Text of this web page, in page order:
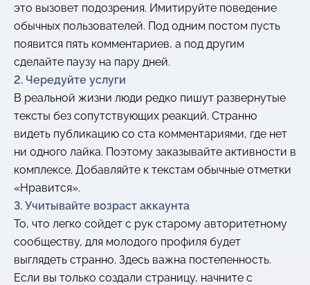
это вызовет подозрения. Имитируйте поведение
обычных пользователей. Под одним постом пусть
появится пять комментариев, а под другим
сделайте паузу на пару дней.
2. Чередуйте услуги
В реальной жизни люди редко пишут развернутые
тексты без сопутствующих реакций. Странно
видеть публикацию со ста комментариями, где нет
ни одного лайка. Поэтому заказывайте активности в
комплексе. Добавляйте к текстам обычные отметки
«Нравится».
3. Учитывайте возраст аккаунта
То, что легко сойдет с рук старому авторитетному
сообществу, для молодого профиля будет
выглядеть странно. Здесь важна постепенность.
Если вы только создали страницу, начните с